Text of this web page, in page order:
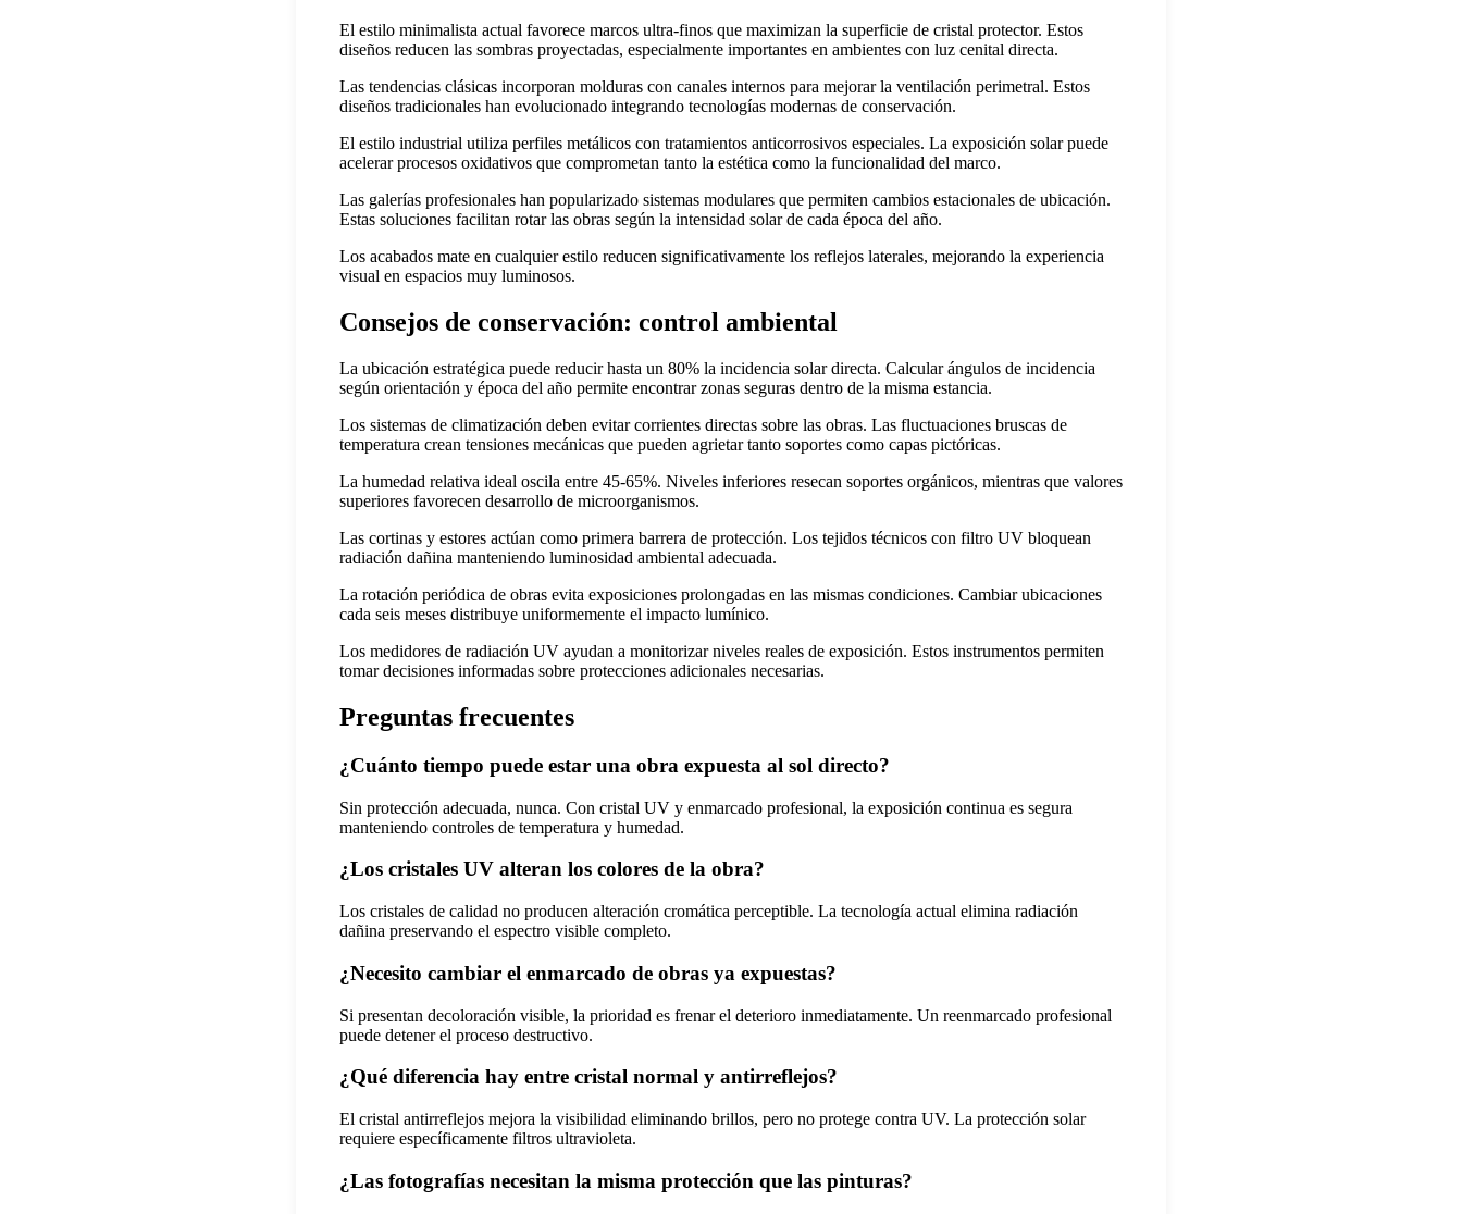
El estilo minimalista actual favorece marcos ultra-finos que maximizan la superficie de cristal protector. Estos
diseños reducen las sombras proyectadas, especialmente importantes en ambientes con luz cenital directa.
Las tendencias clásicas incorporan molduras con canales internos para mejorar la ventilación perimetral. Estos
diseños tradicionales han evolucionado integrando tecnologías modernas de conservación.
El estilo industrial utiliza perfiles metálicos con tratamientos anticorrosivos especiales. La exposición solar puede
acelerar procesos oxidativos que comprometan tanto la estética como la funcionalidad del marco.
Las galerías profesionales han popularizado sistemas modulares que permiten cambios estacionales de ubicación.
Estas soluciones facilitan rotar las obras según la intensidad solar de cada época del año.
Los acabados mate en cualquier estilo reducen significativamente los reflejos laterales, mejorando la experiencia
visual en espacios muy luminosos.
Consejos de conservación: control ambiental
La ubicación estratégica puede reducir hasta un 80% la incidencia solar directa. Calcular ángulos de incidencia
según orientación y época del año permite encontrar zonas seguras dentro de la misma estancia.
Los sistemas de climatización deben evitar corrientes directas sobre las obras. Las fluctuaciones bruscas de
temperatura crean tensiones mecánicas que pueden agrietar tanto soportes como capas pictóricas.
La humedad relativa ideal oscila entre 45-65%. Niveles inferiores resecan soportes orgánicos, mientras que valores
superiores favorecen desarrollo de microorganismos.
Las cortinas y estores actúan como primera barrera de protección. Los tejidos técnicos con filtro UV bloquean
radiación dañina manteniendo luminosidad ambiental adecuada.
La rotación periódica de obras evita exposiciones prolongadas en las mismas condiciones. Cambiar ubicaciones
cada seis meses distribuye uniformemente el impacto lumínico.
Los medidores de radiación UV ayudan a monitorizar niveles reales de exposición. Estos instrumentos permiten
tomar decisiones informadas sobre protecciones adicionales necesarias.
Preguntas frecuentes
¿Cuánto tiempo puede estar una obra expuesta al sol directo?
Sin protección adecuada, nunca. Con cristal UV y enmarcado profesional, la exposición continua es segura
manteniendo controles de temperatura y humedad.
¿Los cristales UV alteran los colores de la obra?
Los cristales de calidad no producen alteración cromática perceptible. La tecnología actual elimina radiación
dañina preservando el espectro visible completo.
¿Necesito cambiar el enmarcado de obras ya expuestas?
Si presentan decoloración visible, la prioridad es frenar el deterioro inmediatamente. Un reenmarcado profesional
puede detener el proceso destructivo.
¿Qué diferencia hay entre cristal normal y antirreflejos?
El cristal antirreflejos mejora la visibilidad eliminando brillos, pero no protege contra UV. La protección solar
requiere específicamente filtros ultravioleta.
¿Las fotografías necesitan la misma protección que las pinturas?